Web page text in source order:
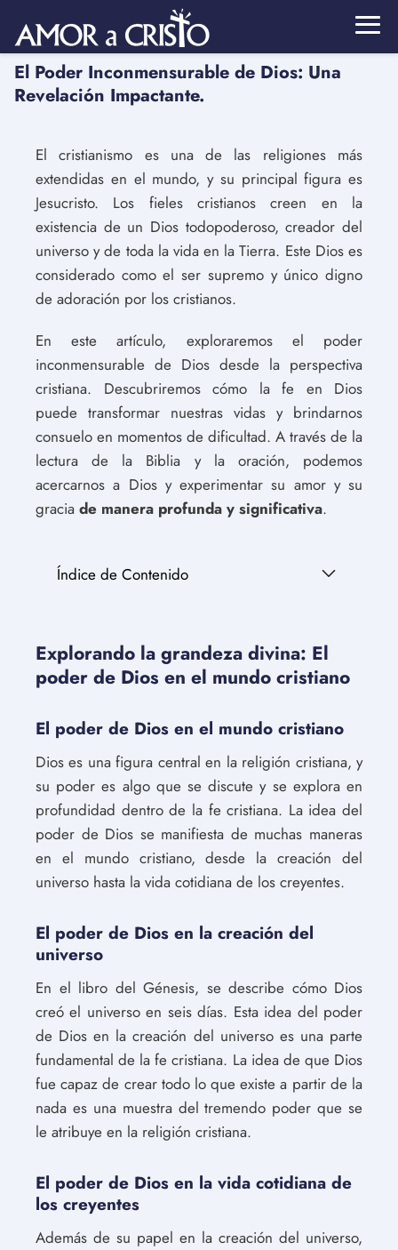
El Poder Inconmensurable de Dios: Una
Revelación Impactante.
El cristianismo es una de las religiones más
extendidas en el mundo, y su principal figura es
Jesucristo. Los fieles cristianos creen en la
existencia de un Dios todopoderoso, creador del
universo y de toda la vida en la Tierra. Este Dios es
considerado como el ser supremo y único digno
de adoración por los cristianos.
En este artículo, exploraremos el poder
inconmensurable de Dios desde la perspectiva
cristiana. Descubriremos cómo la fe en Dios
puede transformar nuestras vidas y brindarnos
consuelo en momentos de dificultad. A través de la
lectura de la Biblia y la oración, podemos
acercarnos a Dios y experimentar su amor y su
gracia de manera profunda y significativa.
Índice de Contenido
Explorando la grandeza divina: El
poder de Dios en el mundo cristiano
El poder de Dios en el mundo cristiano
Dios es una figura central en la religión cristiana, y
su poder es algo que se discute y se explora en
profundidad dentro de la fe cristiana. La idea del
poder de Dios se manifiesta de muchas maneras
en el mundo cristiano, desde la creación del
universo hasta la vida cotidiana de los creyentes.
El poder de Dios en la creación del
universo
En el libro del Génesis, se describe cómo Dios
creó el universo en seis días. Esta idea del poder
de Dios en la creación del universo es una parte
fundamental de la fe cristiana. La idea de que Dios
fue capaz de crear todo lo que existe a partir de la
nada es una muestra del tremendo poder que se
le atribuye en la religión cristiana.
El poder de Dios en la vida cotidiana de
los creyentes
Además de su papel en la creación del universo,